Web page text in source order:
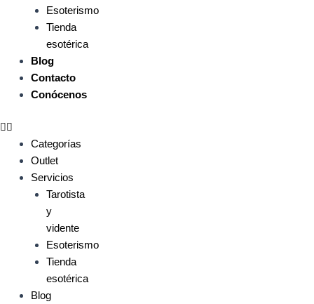
Esoterismo
Tienda
esotérica
Blog
Contacto
Conócenos
Categorías
Outlet
Servicios
Tarotista
y
vidente
Esoterismo
Tienda
esotérica
Blog